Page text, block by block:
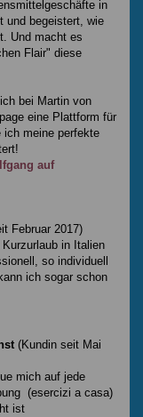
in
und begeistert, wie
Und macht es
Flair" diese
bei Martin von
eine Plattform für
ich meine perfekte
auf
Februar 2017)
in Italien
so individuell
ich sogar schon
(Kundin seit Mai
mich auf jede
(esercizi a casa)
ist